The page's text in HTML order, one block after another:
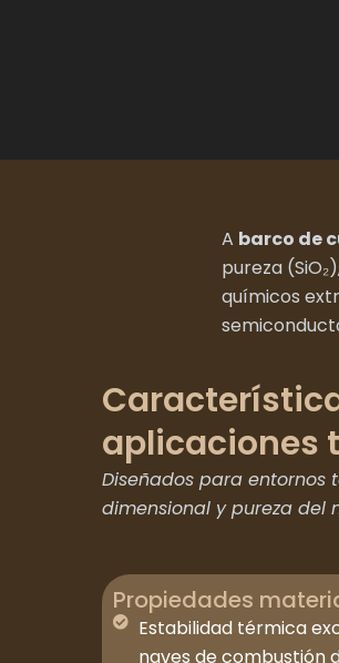
A barco de
pureza
químicos
aplicaciones
Diseñados para entornos
dimensional y pureza del
Propiedades
Estabilidad térmica
naves de combustión